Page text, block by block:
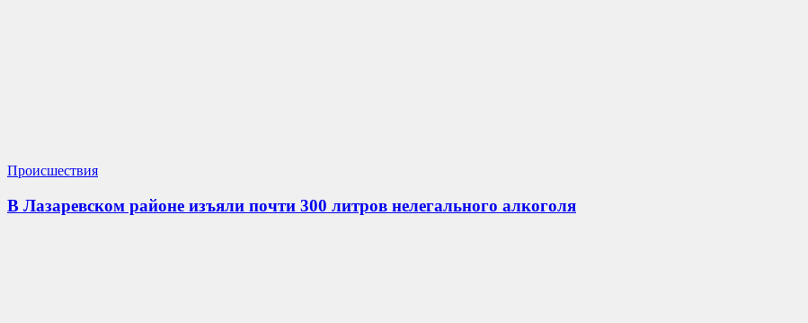
Происшествия
В Лазаревском районе изъяли почти 300 литров нелегального алкоголя